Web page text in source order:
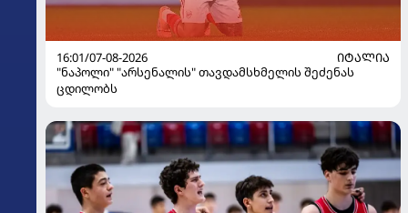
16:01/07-08-2026
ᲘᲢᲐᲚᲘᲐ
"ნაპოლი" "არსენალის" თავდამსხმელის შეძენას
ცდილობს